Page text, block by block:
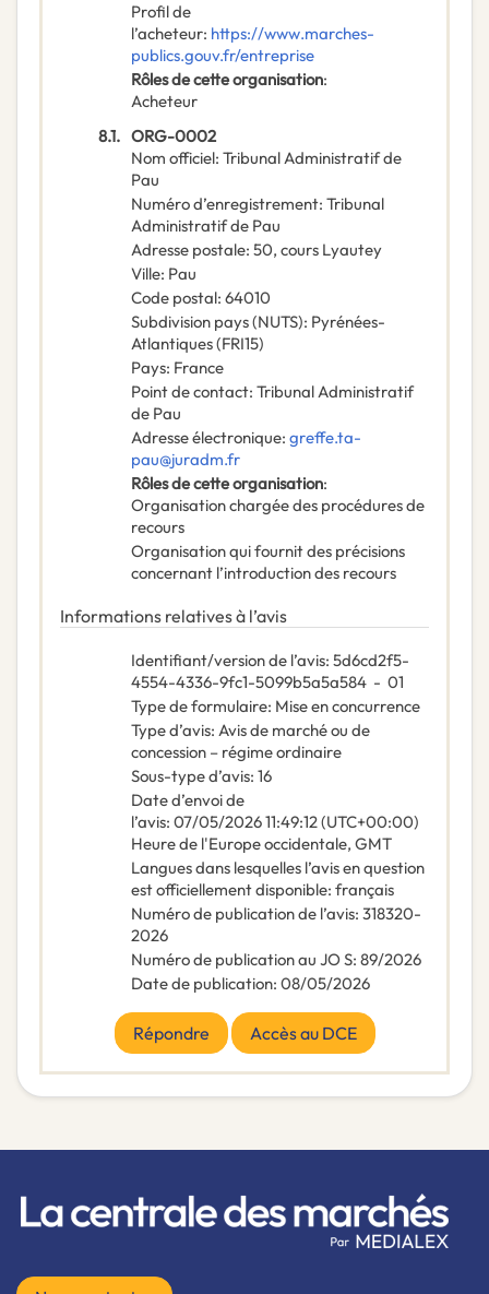
Profil de
l’acheteur: https://www.marches-
publics.gouv.fr/entreprise
Rôles de cette organisation:
Acheteur
8.1. ORG-0002
Nom officiel: Tribunal Administratif de
Pau
Numéro d’enregistrement: Tribunal
Administratif de Pau
Adresse postale: 50, cours Lyautey
Ville: Pau
Code postal: 64010
Subdivision pays (NUTS): Pyrénées-
Atlantiques(FRI15)
Pays: France
Point de contact: Tribunal Administratif
de Pau
Adresse électronique: greffe.ta-
pau@juradm.fr
Rôles de cette organisation:
Organisation chargée des procédures de
recours
Organisation qui fournit des précisions
concernant l’introduction des recours
Informations relatives à l’avis
Identifiant/version de l’avis: 5d6cd2f5-
4554-4336-9fc1-5099b5a5a584 - 01
Type de formulaire: Mise en concurrence
Type d’avis: Avis de marché ou de
concession – régime ordinaire
Sous-type d’avis: 16
Date d’envoi de
l’avis: 07/05/202611:49:12 (UTC+00:00)
Heure de l'Europe occidentale, GMT
Langues dans lesquelles l’avis en question
est officiellement disponible: français
Numéro de publication de l’avis: 318320-
2026
Numéro de publication au JO S: 89/2026
Date de publication: 08/05/2026
Répondre Accès au DCE